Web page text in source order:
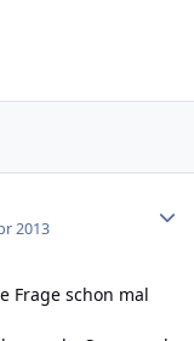
2013
Frage schon mal